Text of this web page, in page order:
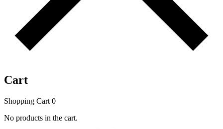
Cart
Shopping Cart 0
No products in the cart.